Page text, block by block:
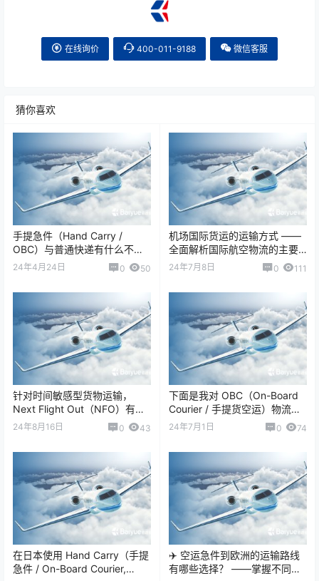
在线询价 400-011-9188 微信客服
猜你喜欢
手提急件（Hand Carry /
OBC）与普通快递有什么不
同？ 核心区别：速度、流程、
服务等级、可靠性。 手提急件
属…
24年4月24日 0 50
机场国际货运的运输方式 ——
全面解析国际航空物流的主要
方式与适用场景 国际航空货运
24年7月8日 0 111
针对时间敏感型货物运输，
Next Flight Out（NFO）有哪
些替代方案？ 对于AOG航材、
汽车停线件、半导体芯片…
24年8月16日 0 43
下面是我对 OBC（On-Board
Courier / 手提货空运）物流公
司未来业绩展望 的分析。这个
24年7月1日 0 74
在日本使用 Hand Carry（手提
急件 / On-Board Courier,
✈️ 空运急件到欧洲的运输路线
有哪些选择？ ——掌握不同航